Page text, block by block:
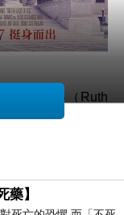
金斯伯格（Ruth
藥】